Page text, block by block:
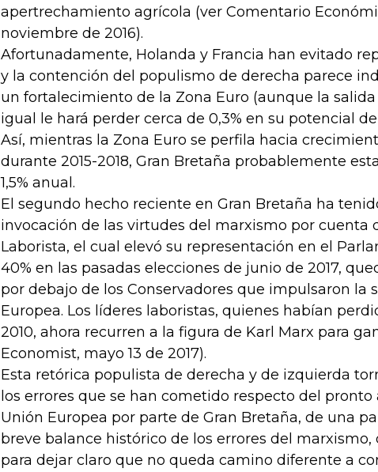
apertrechamiento agrícola (ver Comentario
noviembre de 2016).
Afortunadamente, Holanda y Francia han evitado
y la contención del populismo de derecha parece
un fortalecimiento de la Zona Euro (aunque la
igual le hará perder cerca de 0,3% en su potencial
Así, mientras la Zona Euro se perfila hacia
durante 2015-2018, Gran Bretaña probablemente
1,5% anual.
El segundo hecho reciente en Gran Bretaña ha
invocación de las virtudes del marxismo por cuenta
Laborista, el cual elevó su representación en el
40% en las pasadas elecciones de junio de 2017,
por debajo de los Conservadores que impulsaron la
Europea. Los líderes laboristas, quienes habían
2010, ahora recurren a la figura de Karl Marx para
Economist, mayo 13 de 2017).
Esta retórica populista de derecha y de izquierda
los errores que se han cometido respecto del pronto
Unión Europea por parte de Gran Bretaña, de una
breve balance histórico de los errores del marxismo,
para dejar claro que no queda camino diferente a